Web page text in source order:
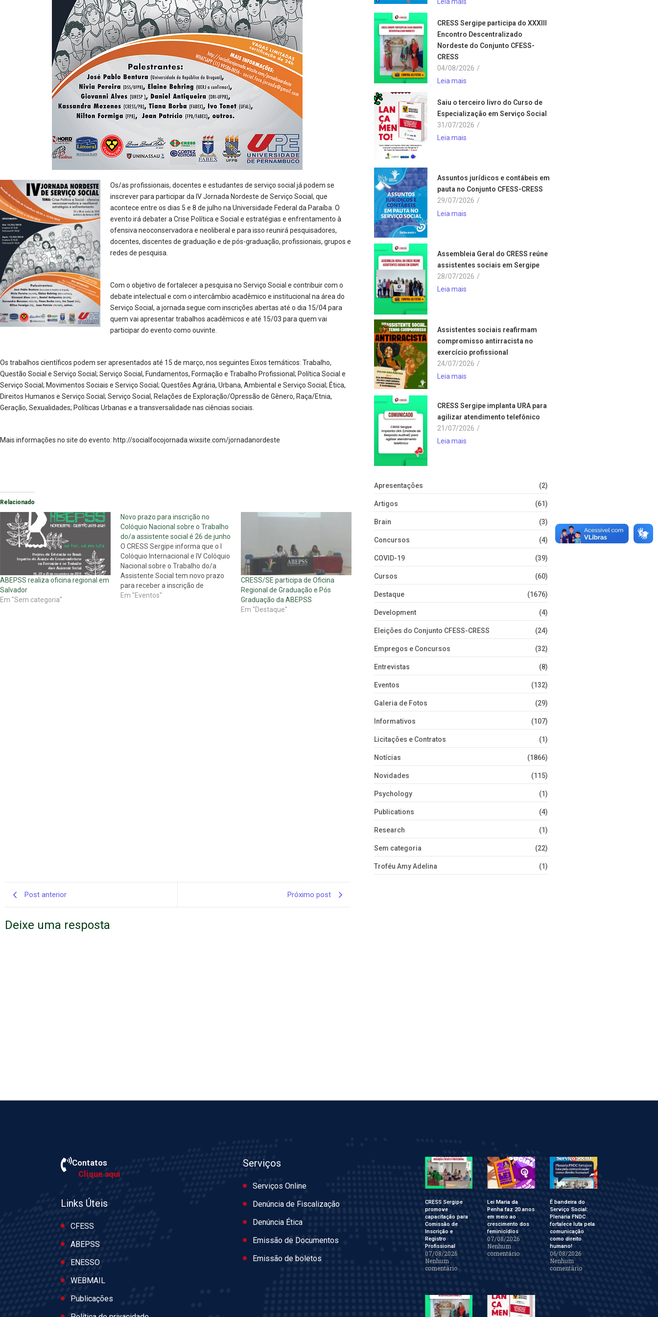
Os/as profissionais, docentes e estudantes de serviço social já podem se
inscrever para participar da IV Jornada Nordeste de Serviço Social, que
acontece entre os dias 5 e 8 de julho na Universidade Federal da Paraíba. O
evento irá debater a Crise Política e Social e estratégias e enfrentamento à
ofensiva neoconservadora e neoliberal e para isso reunirá pesquisadores,
docentes, discentes de graduação e de pós-graduação, profissionais, grupos e
redes de pesquisa.
Com o objetivo de fortalecer a pesquisa no Serviço Social e contribuir com o
debate intelectual e com o intercâmbio acadêmico e institucional na área do
Serviço Social, a jornada segue com inscrições abertas até o dia 15/04 para
quem vai apresentar trabalhos acadêmicos e até 15/03 para quem vai
participar do evento como ouvinte.
Os trabalhos científicos podem ser apresentados até 15 de março, nos seguintes Eixos temáticos: Trabalho,
Questão Social e Serviço Social; Serviço Social, Fundamentos, Formação e Trabalho Profissional; Política Social e
Serviço Social; Movimentos Sociais e Serviço Social; Questões Agrária, Urbana, Ambiental e Serviço Social; Ética,
Direitos Humanos e Serviço Social; Serviço Social, Relações de Exploração/Opressão de Gênero, Raça/Etnia,
Geração, Sexualidades; Políticas Urbanas e a transversalidade nas ciências sociais.
Mais informações no site do evento: http://socialfocojornada.wixsite.com/jornadanordeste
Relacionado
ABEPSS realiza oficina regional em
Salvador
Em "Sem categoria"
Novo prazo para inscrição no
Colóquio Nacional sobre o Trabalho
do/a assistente social é 26 de junho
O CRESS Sergipe informa que o I
Colóquio Internacional e IV Colóquio
Nacional sobre o Trabalho do/a
Assistente Social tem novo prazo
para receber a inscrição de
trabalhos: até o dia 26 de junho.
Em "Eventos"
CRESS/SE participa de Oficina
Regional de Graduação e Pós
Graduação da ABEPSS
Em "Destaque"
CRESS Sergipe participa do XXXIII
Encontro Descentralizado
Nordeste do Conjunto CFESS-
CRESS
04/08/2026 /
Leia mais
Saiu o terceiro livro do Curso de
Especialização em Serviço Social
31/07/2026 /
Leia mais
Assuntos jurídicos e contábeis em
pauta no Conjunto CFESS-CRESS
29/07/2026 /
Leia mais
Assembleia Geral do CRESS reúne
assistentes sociais em Sergipe
28/07/2026 /
Leia mais
Assistentes sociais reafirmam
compromisso antirracista no
exercício profissional
24/07/2026 /
Leia mais
CRESS Sergipe implanta URA para
agilizar atendimento telefônico
21/07/2026 /
Leia mais
Apresentações (2)
Artigos (61)
Brain (3)
Concursos (4)
COVID-19 (39)
Cursos (60)
Destaque (1676)
Development (4)
Eleições do Conjunto CFESS-CRESS (24)
Empregos e Concursos (32)
Entrevistas (8)
Eventos (132)
Galeria de Fotos (29)
Informativos (107)
Licitações e Contratos (1)
Notícias (1866)
Novidades (115)
Psychology (1)
Publications (4)
Research (1)
Sem categoria (22)
Troféu Amy Adelina (1)
Post anterior Próximo post
Deixe uma resposta
Contatos
Clique aqui
Links Úteis
CFESS
ABEPSS
ENESSO
WEBMAIL
Publicações
Serviços
Serviços Online
Denúncia de Fiscalização
Denúncia Ética
Emissão de Documentos
Emissão de boletos
CRESS Sergipe
promove
capacitação para
Comissão de
Inscrição e
Registro
Profissional
07/08/2026
Nenhum
comentário
Lei Maria da
Penha faz 20 anos
em meio ao
crescimento dos
feminicídios
07/08/2026
Nenhum
comentário
É bandeira do
Serviço Social:
Plenária FNDC
fortalece luta pela
comunicação
como direito
humano!
06/08/2026
Nenhum
comentário